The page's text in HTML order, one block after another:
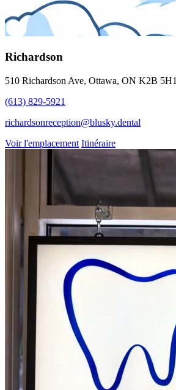
Richardson
510 Richardson Ave, Ottawa, ON K2B 5H1
(613) 829-5921
richardsonreception@blusky.dental
Voir l'emplacement Itinéraire